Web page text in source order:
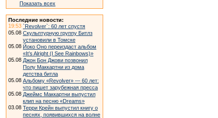
Показать всех
Последние новости:
19:53 `Revolver`: 60 лет спустя
05.08 Скульптурную группу Битлз
установили в Томске
05.08 Йоко Оно переиздаст альбом
«It’s Alright (I See Rainbows)»
05.08 Джон Бон Джови позвонил
Полу Маккартни из дома
детства битла
05.08 Альбому «Revolver» — 60 лет:
что пишет зарубежная пресса
05.08 Джеймс Маккартни выпустил
клип на песню «Dreams»
03.08 Терри Крейн выпустил книгу о
песнях, появившихся на волне